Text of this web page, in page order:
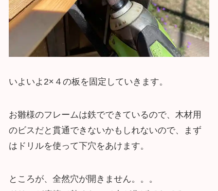
いよいよ2×４の板を固定していきます。
お雛様のフレームは鉄でできているので、木材用
のビスだと貫通できないかもしれないので、まず
はドリルを使って下穴をあけます。
ところが、全然穴が開きません。。。